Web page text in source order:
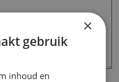
×
gebruik
inhoud en